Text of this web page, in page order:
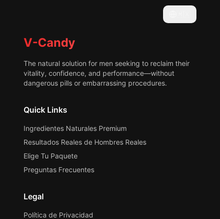
V-Candy
The natural solution for men seeking to reclaim their
vitality, confidence, and performance—without
dangerous pills or embarrassing procedures.
Quick Links
Ingredientes Naturales Premium
Resultados Reales de Hombres Reales
Elige Tu Paquete
Preguntas Frecuentes
Legal
Política de Privacidad